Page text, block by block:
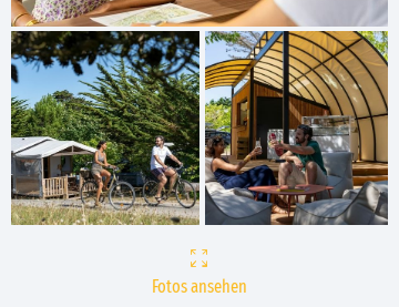
Fotos ansehen